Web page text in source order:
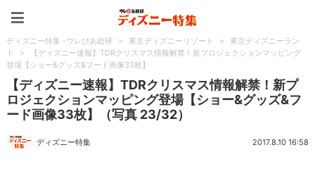
ディズニー特集 -ウレぴあ総研 > 東京ディズニーリゾート >
東京ディズニーラン
ド
>
【ディズニー速報】TDRクリスマス情報解禁！新プロジェクションマッピング
登場【ショー&グッズ&フード画像33枚】
【ディズニー速報】TDRクリスマス情報解禁！新プ
ロジェクションマッピング登場【ショー&グッズ&フ
ード画像33枚】（写真 23/32）
ディズニー特集 2017.8.10 16:58